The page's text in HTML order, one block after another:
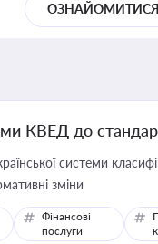
ОЗНАЙОМИТИСЯ
КВЕД до
системи
зміни
Фінансові
послуги